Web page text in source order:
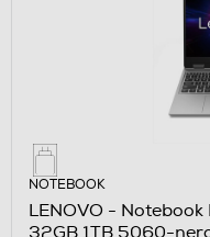
NOTEBOOK
LENOVO - Notebook
32GB 1TB 5060-